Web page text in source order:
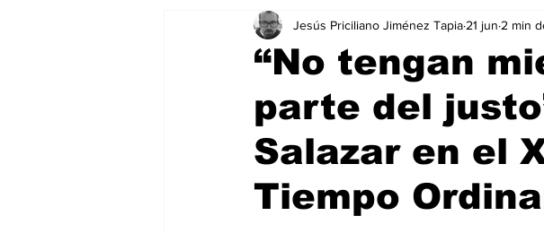
FLOTA DE ALTAMAR REMA MAR ADENTRO
VOX POPULI COORDENADAS DE NAVEGACIÓN
“No tengan
parte del
Salazar en el
Tiempo
Jesús Priciliano Jiménez Tapia 21 jun 2 min